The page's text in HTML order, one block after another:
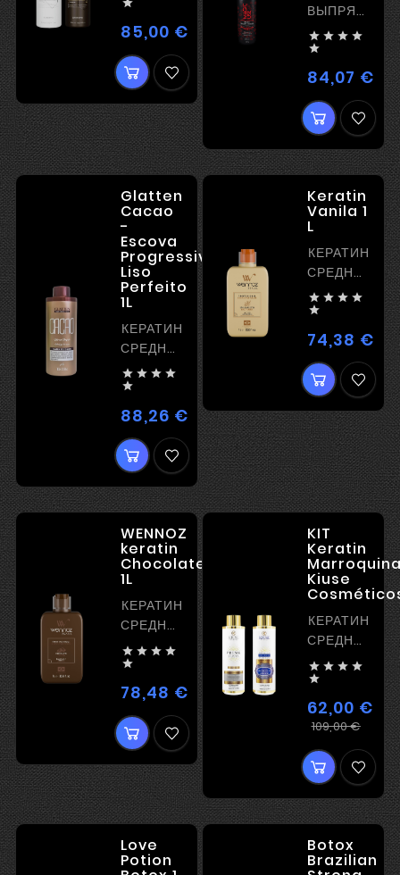

85,00 €Цена
-
СИЛЬНЫЙ
КЕРАТИН
   

84,07 €
Glatten
Cacao
-
Escova
Progressiva
Liso
Perfeito
1L
КЕРАТИН
СРЕДНЕЙ
МОЩНОСТИ
   

88,26 €Цена
Keratin
Vanila 1
L
КЕРАТИН
СРЕДНЕЙ
МОЩНОСТИ
   

74,38 €
WENNOZ
keratin
Chocolate
1L
КЕРАТИН
СРЕДНЕЙ
МОЩНОСТИ
плотных
волос и
завитка
   

78,48 €Цена
KIT
Keratin
Kiuse
КЕРАТИН
СРЕДНЕЙ
МОЩНОСТИ
   

62,00 €
109,00 €
цена
Цена
Love
Potion
Botox
Brazilian